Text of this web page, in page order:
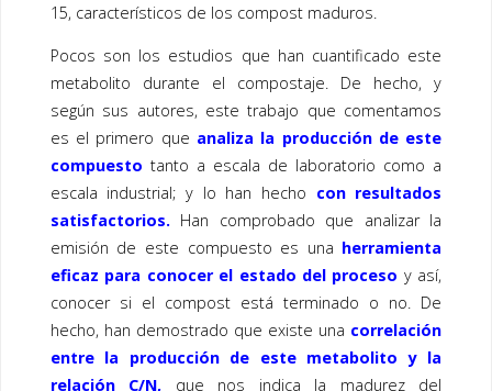
15, característicos de los compost maduros.
Pocos son los estudios que han cuantificado este
metabolito durante el compostaje. De hecho, y
según sus autores, este trabajo que comentamos
es el primero que analiza la producción de este
compuesto tanto a escala de laboratorio como a
escala industrial; y lo han hecho con resultados
satisfactorios. Han comprobado que analizar la
emisión de este compuesto es una herramienta
eficaz para conocer el estado del proceso y así,
conocer si el compost está terminado o no. De
hecho, han demostrado que existe una correlación
entre la producción de este metabolito y la
relación C/N, que nos indica la madurez del